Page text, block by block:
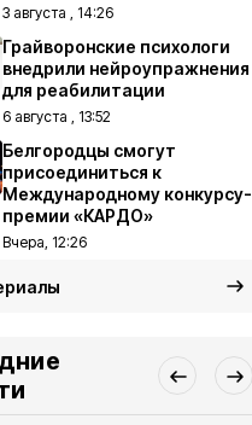
3 августа , 14:26
Грайворонские психологи
внедрили нейроупражнения
для реабилитации
6 августа , 13:52
Белгородцы смогут
присоединиться к
Международному конкурсу-
премии «КАРДО»
Вчера, 12:26